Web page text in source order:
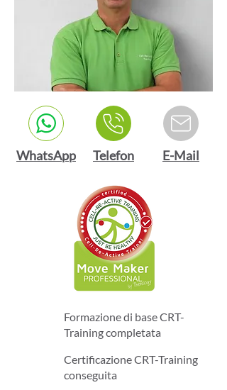
WhatsApp Telefon E-Mail
Formazione di base CRT-
Training completata
Certificazione CRT-Training
conseguita